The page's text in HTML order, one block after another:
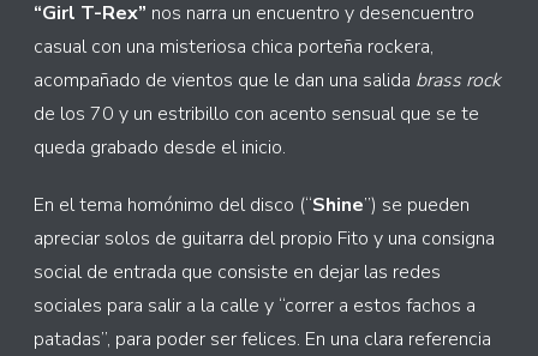
“Girl T-Rex” nos narra un encuentro y desencuentro
casual con una misteriosa chica porteña rockera,
acompañado de vientos que le dan una salida brass rock
de los 70 y un estribillo con acento sensual que se te
queda grabado desde el inicio.
En el tema homónimo del disco (“Shine”) se pueden
apreciar solos de guitarra del propio Fito y una consigna
social de entrada que consiste en dejar las redes
sociales para salir a la calle y “correr a estos fachos a
patadas”, para poder ser felices. En una clara referencia